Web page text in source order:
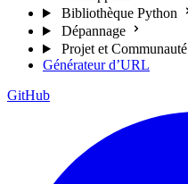
Bibliothèque Python
Dépannage
Projet et Communauté
Générateur d’URL
GitHub